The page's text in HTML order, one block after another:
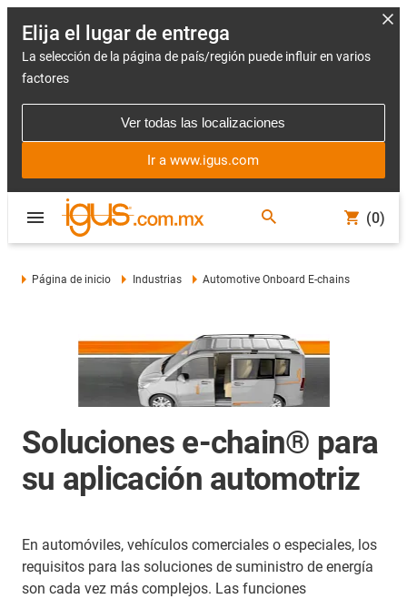
Elija el lugar de entrega
La selección de la página de país/región puede influir en varios
factores
Ver todas las localizaciones
Ir a www.igus.com
(0)
Página de inicio Industrias Automotive Onboard E-chains
Soluciones e-chain® para
su aplicación automotriz
En automóviles, vehículos comerciales o especiales, los
requisitos para las soluciones de suministro de energía
son cada vez más complejos. Las funciones